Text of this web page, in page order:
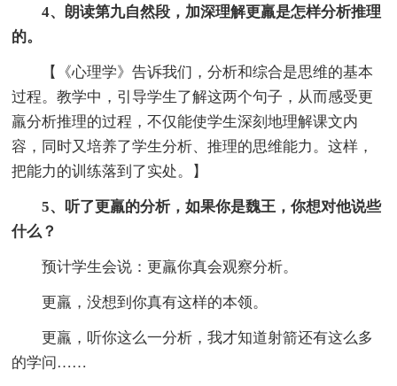
4、朗读第九自然段，加深理解更羸是怎样分析推理
的。
【《心理学》告诉我们，分析和综合是思维的基本
过程。教学中，引导学生了解这两个句子，从而感受更
羸分析推理的过程，不仅能使学生深刻地理解课文内
容，同时又培养了学生分析、推理的思维能力。这样，
把能力的训练落到了实处。】
5、听了更羸的分析，如果你是魏王，你想对他说些
什么？
预计学生会说：更羸你真会观察分析。
更羸，没想到你真有这样的本领。
更羸，听你这么一分析，我才知道射箭还有这么多
的学问……